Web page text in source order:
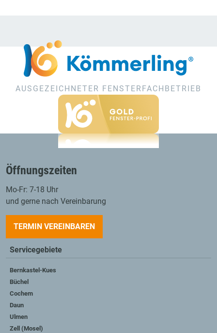
AUSGEZEICHNETER FENSTERFACHBETRIEB
Öffnungszeiten
Mo-Fr: 7-18 Uhr
und gerne nach Vereinbarung
TERMIN VEREINBAREN
Servicegebiete
Bernkastel-Kues
Büchel
Cochem
Daun
Ulmen
Zell (Mosel)